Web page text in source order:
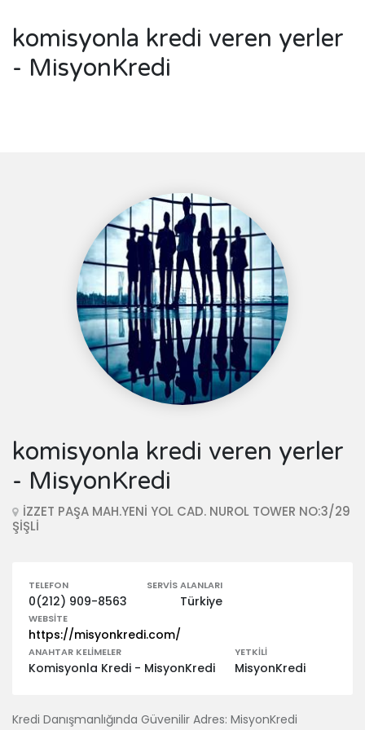
komisyonla kredi veren yerler
- MisyonKredi
komisyonla kredi veren yerler
- MisyonKredi
İZZET PAŞA MAH.YENİ YOL CAD. NUROL TOWER NO:3/29
ŞİŞLİ
TELEFON
0(212) 909-8563
SERVIS ALANLARI
Türkiye
WEBSITE
https://misyonkredi.com/
ANAHTAR KELIMELER
Komisyonla Kredi - MisyonKredi
YETKILI
MisyonKredi
Kredi Danışmanlığında Güvenilir Adres: MisyonKredi